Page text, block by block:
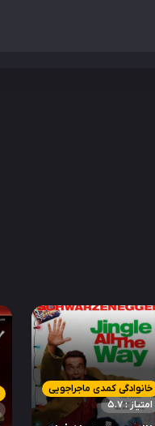
خانوادگی کمدی ماجراجویی
امتیاز : 5.7